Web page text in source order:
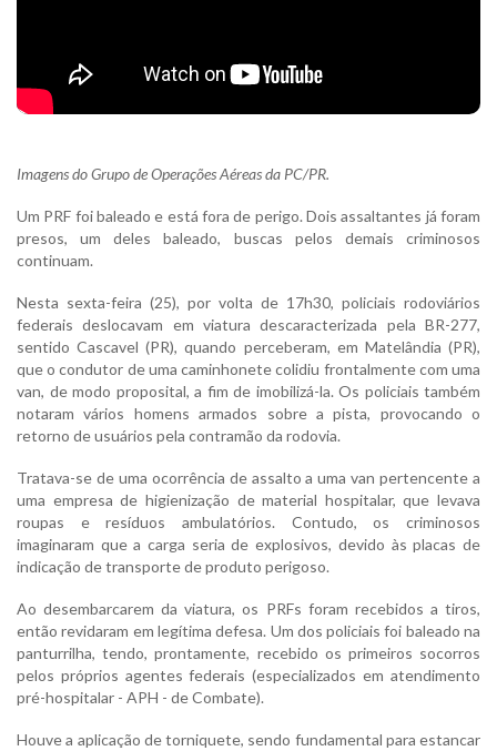
Imagens do Grupo de Operações Aéreas da PC/PR.
Um PRF foi baleado e está fora de perigo. Dois assaltantes já foram
presos, um deles baleado, buscas pelos demais criminosos
continuam.
Nesta sexta-feira (25), por volta de 17h30, policiais rodoviários
federais deslocavam em viatura descaracterizada pela BR-277,
sentido Cascavel (PR), quando perceberam, em Matelândia (PR),
que o condutor de uma caminhonete colidiu frontalmente com uma
van, de modo proposital, a fim de imobilizá-la. Os policiais também
notaram vários homens armados sobre a pista, provocando o
retorno de usuários pela contramão da rodovia.
Tratava-se de uma ocorrência de assalto a uma van pertencente a
uma empresa de higienização de material hospitalar, que levava
roupas e resíduos ambulatórios. Contudo, os criminosos
imaginaram que a carga seria de explosivos, devido às placas de
indicação de transporte de produto perigoso.
Ao desembarcarem da viatura, os PRFs foram recebidos a tiros,
então revidaram em legítima defesa. Um dos policiais foi baleado na
panturrilha, tendo, prontamente, recebido os primeiros socorros
pelos próprios agentes federais (especializados em atendimento
pré-hospitalar - APH - de Combate).
Houve a aplicação de torniquete, sendo fundamental para estancar